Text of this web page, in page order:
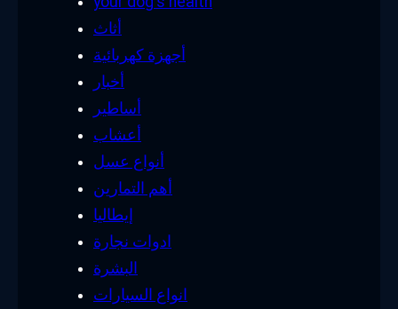
أثاث
أجهزة كهربائية
أخبار
أساطير
أعشاب
أنواع عسل
أهم التمارين
إيطاليا
ادوات نجارة
البشرة
انواع السيارات